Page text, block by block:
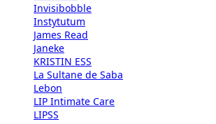
Invisibobble
Instytutum
James Read
Janeke
KRISTIN ESS
La Sultane de Saba
Lebon
LIP Intimate Care
LIPSS